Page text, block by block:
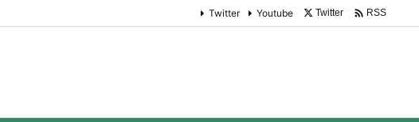
Twitter Youtube Twitter  RSS